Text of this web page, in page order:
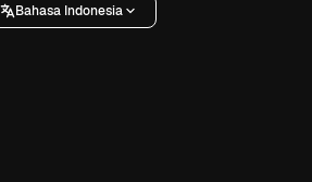
Bahasa Indonesia